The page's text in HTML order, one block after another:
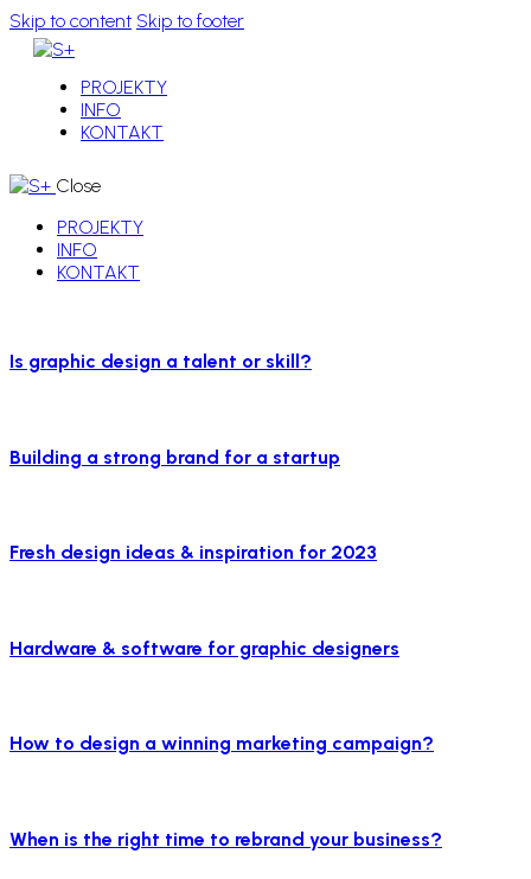
Skip to content Skip to footer
PROJEKTY
INFO
KONTAKT
Close
PROJEKTY
INFO
KONTAKT
Is graphic design a talent or skill?
Building a strong brand for a startup
Fresh design ideas & inspiration for 2023
Hardware & software for graphic designers
How to design a winning marketing campaign?
When is the right time to rebrand your business?